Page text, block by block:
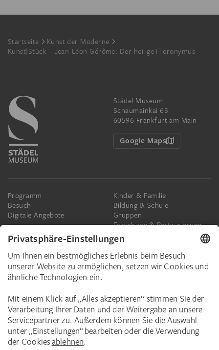
Footer
Startseite
Kunst der Moderne
Kunst|Stück – Jean-Léon Gérôme: Der heilige Hieronymus
Städel Museum
Schaumainkai 63
60596 Frankfurt am Main
Google Maps
Programm
Besuch
Digitale Angebote
Kinder & Familie
Bildung & Schule
Gruppen
Forschung & Restaurierung
Presse
Das Städel
Spenden
Schenkungen & Nachlass
Corporate Events
Städelverein
Karriere
Städel Stories
Newsletter